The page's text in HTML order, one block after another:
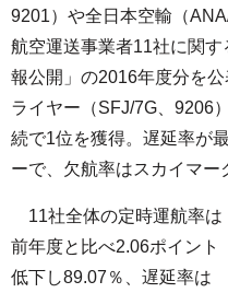
9201）や全日本空輸（
航空運送事業者11社に関
報公開」の2016年度分を
ライヤー（SFJ/7G、9206
続で1位を獲得。遅延率が
ーで、欠航率はスカイマー
11社全体の定時運航率は
前年度と比べ2.06ポイント
低下し89.07％、遅延率は